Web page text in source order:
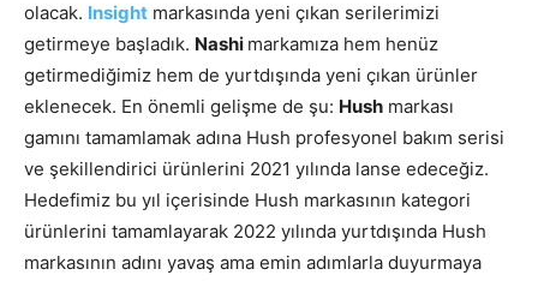
olacak. Insight markasında yeni çıkan serilerimizi
getirmeye başladık. Nashi markamıza hem henüz
getirmediğimiz hem de yurtdışında yeni çıkan ürünler
eklenecek. En önemli gelişme de şu: Hush markası
gamını tamamlamak adına Hush profesyonel bakım serisi
ve şekillendirici ürünlerini 2021 yılında lanse edeceğiz.
Hedefimiz bu yıl içerisinde Hush markasının kategori
ürünlerini tamamlayarak 2022 yılında yurtdışında Hush
markasının adını yavaş ama emin adımlarla duyurmaya